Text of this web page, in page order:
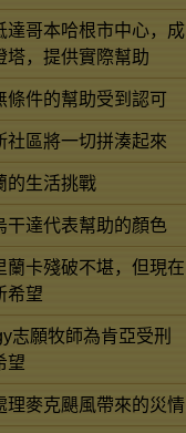
達哥本哈根市中心，成
塔，提供實際幫助
條件的幫助受到認可
社區將一切拼湊起來
的生活挑戰
干達代表幫助的顏色
蘭卡殘破不堪，但現在
希望
志願牧師為肯亞受刑
望
理麥克颶風帶來的災情